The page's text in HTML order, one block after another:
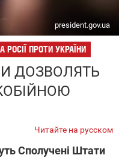
president.gov.ua
ПРОТИ УКРАЇНИ
ДОЗВОЛЯТЬ
Читайте на русском
Сполучені Штати